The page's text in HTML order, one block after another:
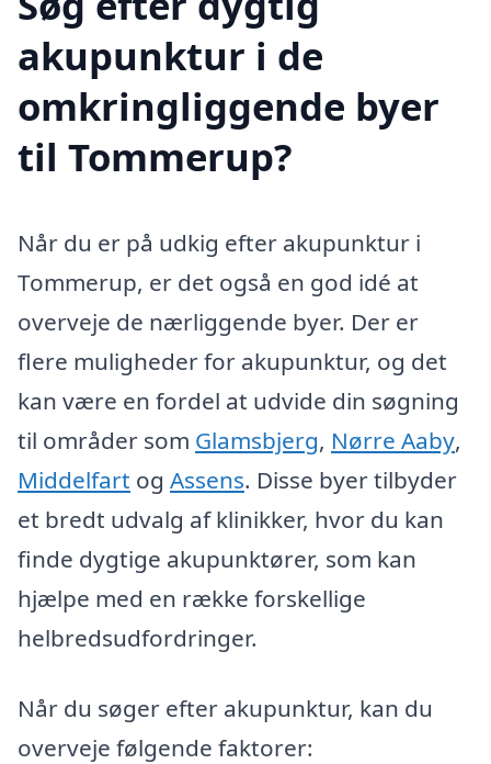
akupunktur i de
omkringliggende byer
til Tommerup?
Når du er på udkig efter akupunktur i
Tommerup, er det også en god idé at
overveje de nærliggende byer. Der er
flere muligheder for akupunktur, og det
kan være en fordel at udvide din søgning
til områder som Glamsbjerg, Nørre Aaby,
Middelfart og Assens. Disse byer tilbyder
et bredt udvalg af klinikker, hvor du kan
finde dygtige akupunktører, som kan
hjælpe med en række forskellige
helbredsudfordringer.
Når du søger efter akupunktur, kan du
overveje følgende faktorer: